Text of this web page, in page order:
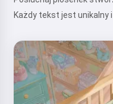
Każdy tekst jest unikalny